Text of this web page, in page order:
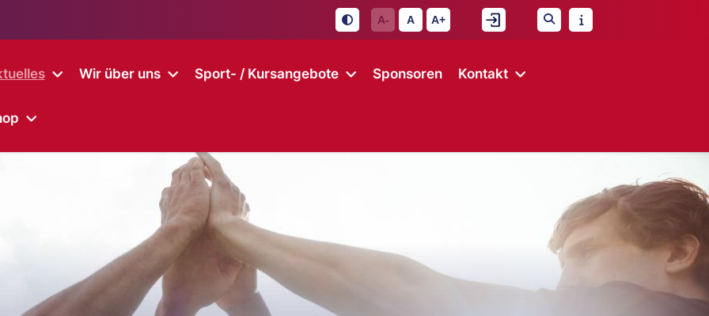
A- A A+
Wir über uns Sport- / Kursangebote Sponsoren Kontakt